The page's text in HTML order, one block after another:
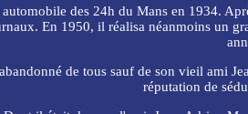
des 24h du Mans en 1934.
En 1950, il réalisa néanmoins un
de tous sauf de son vieil ami
réputation de